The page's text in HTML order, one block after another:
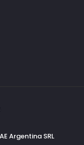
Argentina SRL